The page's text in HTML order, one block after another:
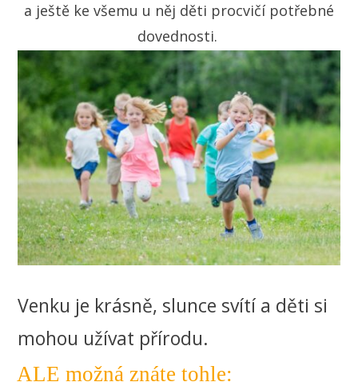
a ještě ke všemu u něj děti procvičí potřebné
dovednosti.
Venku je krásně, slunce svítí a děti si
mohou užívat přírodu.
ALE možná znáte tohle: